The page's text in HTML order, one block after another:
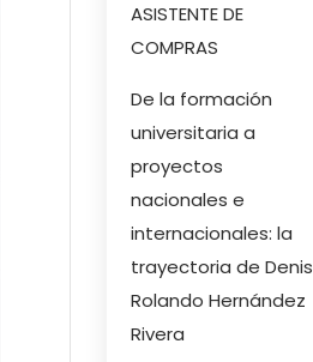
ASISTENTE DE
COMPRAS
De la formación
universitaria a
proyectos
nacionales e
internacionales: la
trayectoria de Denis
Rolando Hernández
Rivera